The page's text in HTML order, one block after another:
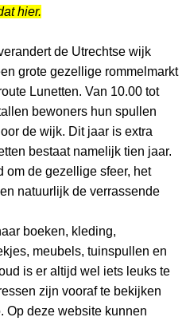
hier.
de Utrechtse wijk
grote gezellige rommelmarkt
Lunetten. Van 10.00 tot
bewoners hun spullen
de wijk. Dit jaar is extra
bestaat namelijk tien jaar.
om de gezellige sfeer, het
natuurlijk de verrassende
boeken, kleding,
meubels, tuinspullen en
is er altijd wel iets leuks te
zijn vooraf te bekijken
Op deze website kunnen